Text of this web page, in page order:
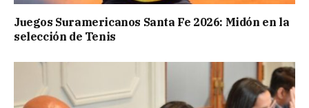
Juegos Suramericanos Santa Fe 2026: Midón en la
selección de Tenis